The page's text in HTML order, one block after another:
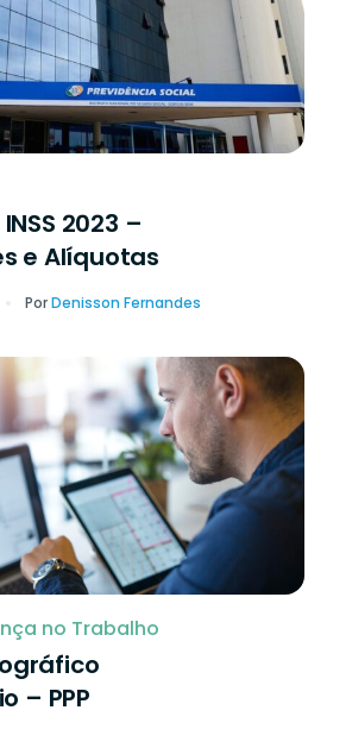
2023 –
e Alíquotas
PorDenisson Fernandes
no Trabalho
– PPP